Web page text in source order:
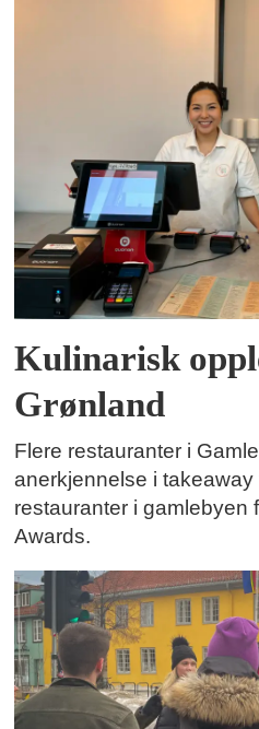
Kulinarisk
Grønland
Flere restauranter i
anerkjennelse i
restauranter i gamlebyen
Awards.